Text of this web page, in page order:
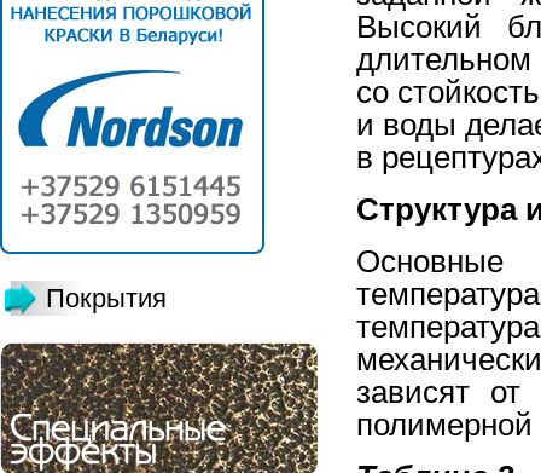
Покрытия
Высокий
со
и воды
в
Структура
Основные
зависят